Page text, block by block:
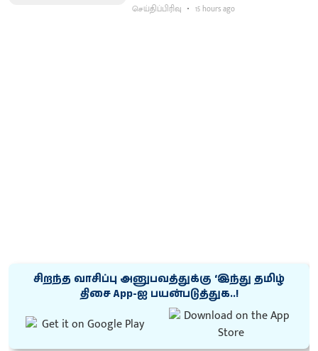
செய்திப்பிரிவு 15 hours ago
சிறந்த வாசிப்பு அனுபவத்துக்கு ‘இந்து தமிழ்
திசை App-ஐ பயன்படுத்துக..!